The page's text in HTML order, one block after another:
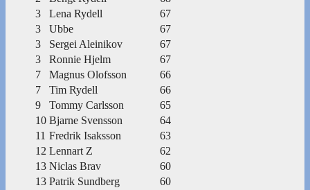
3
Lena Rydell
67
3
Ubbe
67
3
Sergei Aleinikov
67
3
Ronnie Hjelm
67
7
Magnus Olofsson
66
7
Tim Rydell
66
9
Tommy Carlsson
65
10 Bjarne Svensson
64
11 Fredrik Isaksson
63
12 Lennart Z
62
13 Niclas Brav
60
13 Patrik Sundberg
60